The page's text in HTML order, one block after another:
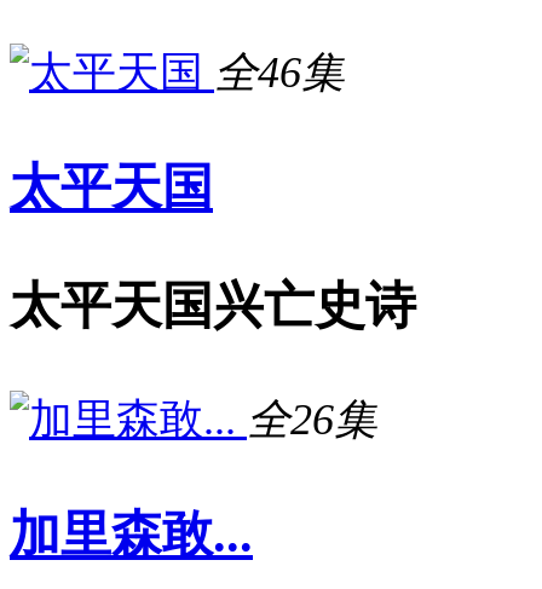
全46集
太平天国
太平天国兴亡史诗
全26集
加里森敢...